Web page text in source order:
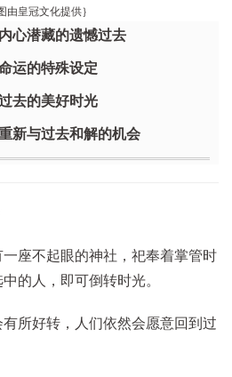
由皇冠文化提供｝
心潜藏的遗憾过去
运的特殊设定
去的美好时光
新与过去和解的机会
座不起眼的神社，祀奉着掌管时
的人，即可倒转时光。
所好转，人们依然会愿意回到过